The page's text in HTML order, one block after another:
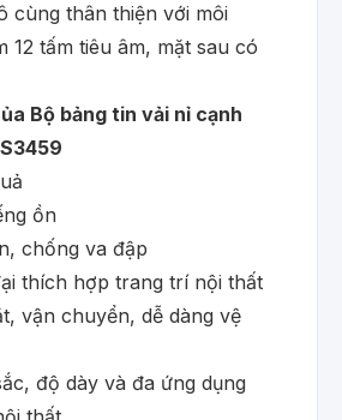
cùng thân thiện với môi
12 tấm tiêu âm, mặt sau có
Bộ bảng tin vải nỉ cạnh
ồn
chống va đập
thích hợp trang trí nội thất
vận chuyển, dễ dàng vệ
độ dày và đa ứng dụng